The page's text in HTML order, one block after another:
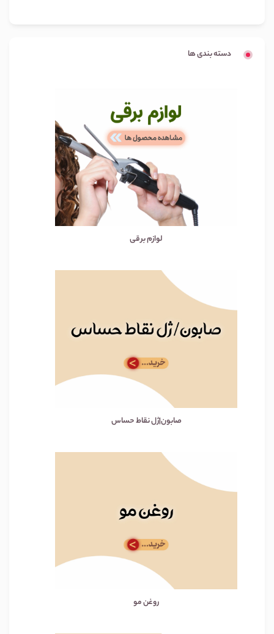
دسته بندی ها
لوازم برقی
صابون|ژل نقاط حساس
روغن مو